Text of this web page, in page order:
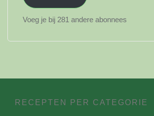
Voeg je bij 281 andere abonnees
RECEPTEN PER CATEGORIE